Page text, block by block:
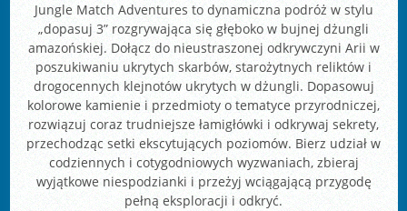
Jungle Match Adventures to dynamiczna podróż w stylu
„dopasuj 3” rozgrywająca się głęboko w bujnej dżungli
amazońskiej. Dołącz do nieustraszonej odkrywczyni Arii w
poszukiwaniu ukrytych skarbów, starożytnych reliktów i
drogocennych klejnotów ukrytych w dżungli. Dopasowuj
kolorowe kamienie i przedmioty o tematyce przyrodniczej,
rozwiązuj coraz trudniejsze łamigłówki i odkrywaj sekrety,
przechodząc setki ekscytujących poziomów. Bierz udział w
codziennych i cotygodniowych wyzwaniach, zbieraj
wyjątkowe niespodzianki i przeżyj wciągającą przygodę
pełną eksploracji i odkryć.